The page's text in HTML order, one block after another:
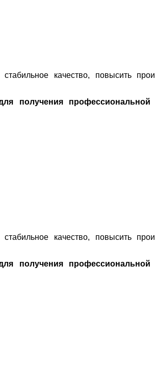
качество, повысить
получения профессиональной
качество, повысить
получения профессиональной